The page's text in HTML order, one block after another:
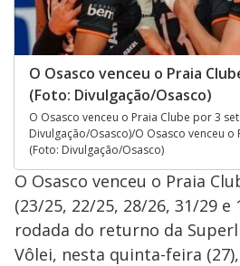
O Osasco venceu o Praia
(Foto: Divulgação/Osasco)
O Osasco venceu o Praia Clube por 3
Divulgação/Osasco)/O Osasco venceu o
(Foto: Divulgação/Osasco)
O Osasco venceu o Praia
(23/25, 22/25, 28/26, 31/29 e
rodada do returno da
Vôlei, nesta quinta-feira